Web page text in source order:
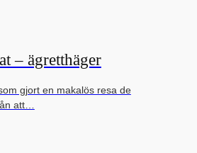
– ägretthäger
gjort en makalös resa de
att…